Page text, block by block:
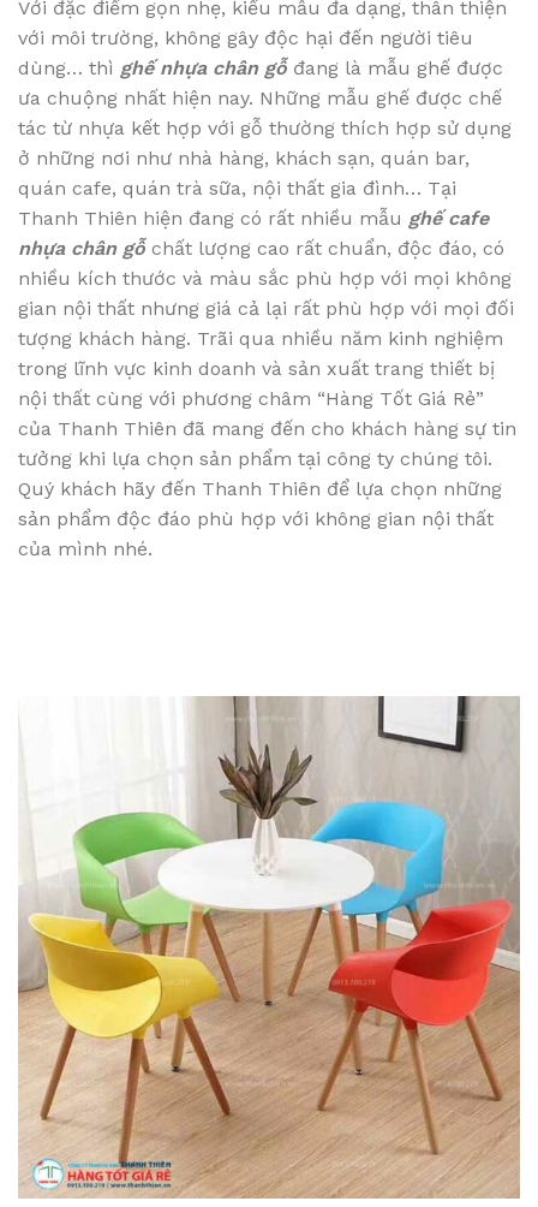
Với đặc điểm gọn nhẹ, kiểu mẫu đa dạng, thân thiện
với môi trường, không gây độc hại đến người tiêu
dùng… thì ghế nhựa chân gỗ đang là mẫu ghế được
ưa chuộng nhất hiện nay. Những mẫu ghế được chế
tác từ nhựa kết hợp với gỗ thường thích hợp sử dụng
ở những nơi như nhà hàng, khách sạn, quán bar,
quán cafe, quán trà sữa, nội thất gia đình… Tại
Thanh Thiên hiện đang có rất nhiều mẫu ghế cafe
nhựa chân gỗ chất lượng cao rất chuẩn, độc đáo, có
nhiều kích thước và màu sắc phù hợp với mọi không
gian nội thất nhưng giá cả lại rất phù hợp với mọi đối
tượng khách hàng. Trãi qua nhiều năm kinh nghiệm
trong lĩnh vực kinh doanh và sản xuất trang thiết bị
nội thất cùng với phương châm “Hàng Tốt Giá Rẻ”
của Thanh Thiên đã mang đến cho khách hàng sự tin
tưởng khi lựa chọn sản phẩm tại công ty chúng tôi.
Quý khách hãy đến Thanh Thiên để lựa chọn những
sản phẩm độc đáo phù hợp với không gian nội thất
của mình nhé.